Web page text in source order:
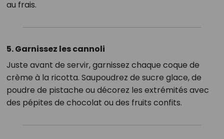
au frais.
5. Garnissez les cannoli
Juste avant de servir, garnissez chaque coque de
crème à la ricotta. Saupoudrez de sucre glace, de
poudre de pistache ou décorez les extrémités avec
des pépites de chocolat ou des fruits confits.